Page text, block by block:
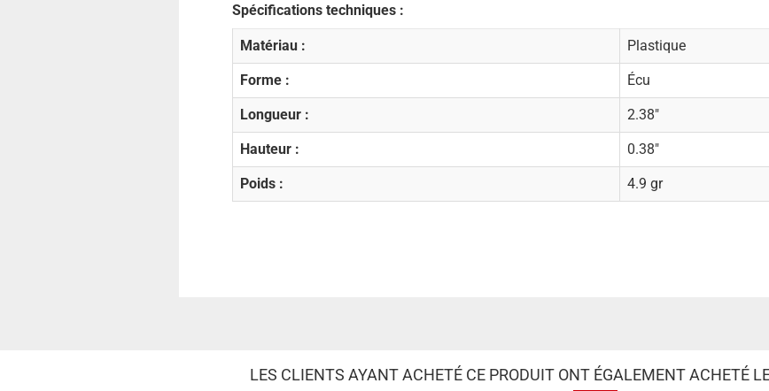
Spécifications techniques :
Matériau : Plastique
Forme : Écu
Longueur : 2.38"
Hauteur : 0.38"
Poids : 4.9 gr
LES CLIENTS AYANT ACHETÉ CE PRODUIT ONT ÉGALEMENT ACHETÉ